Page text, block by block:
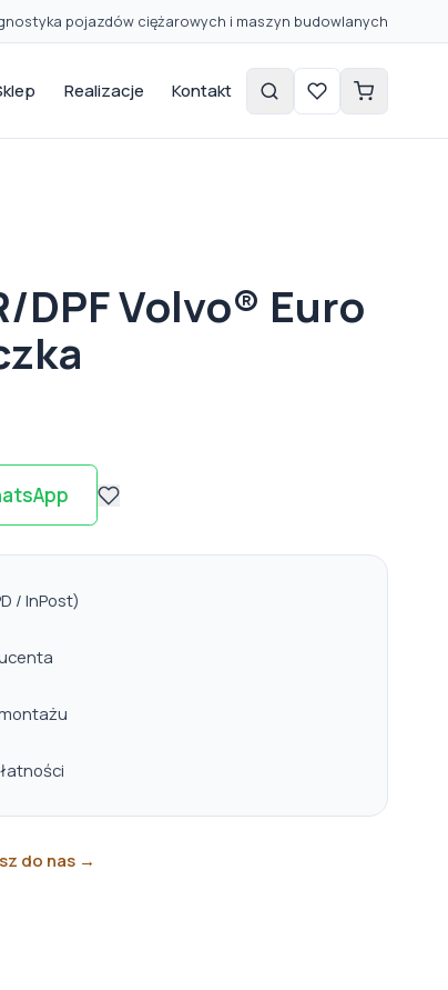
pojazdów ciężarowych i maszyn budowlanych
Realizacje Kontakt
DPF Volvo® Euro
/ InPost)
do nas →